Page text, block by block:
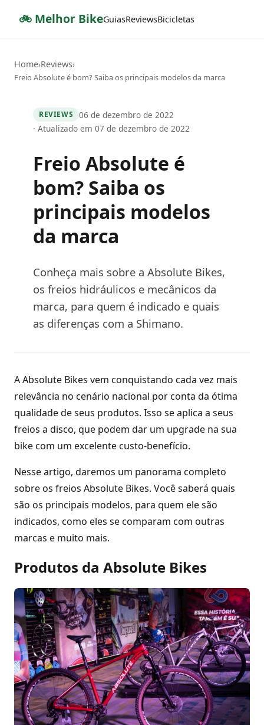
🚲 Melhor BikeGuiasReviewsBicicletas
Home›Reviews›
Freio Absolute é bom? Saiba os principais modelos da marca
REVIEWS
06 de dezembro de 2022
· Atualizado em 07 de dezembro de 2022
Freio Absolute é
bom? Saiba os
principais modelos
da marca
Conheça mais sobre a Absolute Bikes,
os freios hidráulicos e mecânicos da
marca, para quem é indicado e quais
as diferenças com a Shimano.
A Absolute Bikes vem conquistando cada vez mais
relevância no cenário nacional por conta da ótima
qualidade de seus produtos. Isso se aplica a seus
freios a disco, que podem dar um upgrade na sua
bike com um excelente custo-benefício.
Nesse artigo, daremos um panorama completo
sobre os freios Absolute Bikes. Você saberá quais
são os principais modelos, para quem ele são
indicados, como eles se comparam com outras
marcas e muito mais.
Produtos da Absolute Bikes